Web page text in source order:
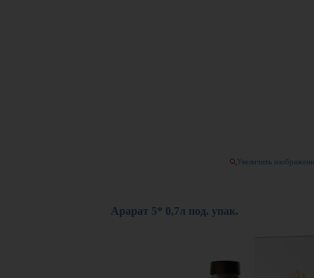
Увеличить
Арарат 5* 0,7л под. упак.